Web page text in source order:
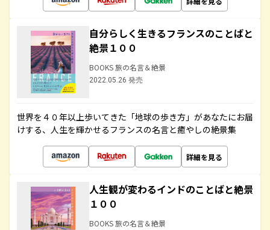
自分らしく生きるフランスのことばと
絶景１００
BOOKS 旅の名言＆絶景
2022.05.26 発売
世界を４０年以上歩いてきた「地球の歩き方」があなたにお届
けする、人生を輝かせるフランスの名言と癒やしの絶景集
詳細を見る
人生観が変わるインドのことばと絶景
１００
BOOKS 旅の名言＆絶景